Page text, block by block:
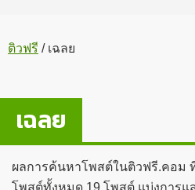
ติวฟรี /เฉลย
เฉลย
ผลการค้นหาโพสต์ในติวฟรี.คอม
โพสต์ทั้งหมด 19 โพสต์ แบ่งการแ